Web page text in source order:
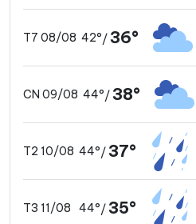
T7 08/08 42°/ 36°
CN 09/08 44°/ 38°
T2 10/08 44°/ 37°
T3 11/08 44°/ 35°